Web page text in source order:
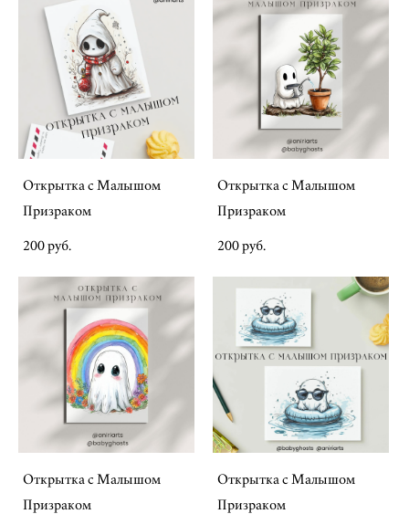
Открытка с Малышом
Призраком
200 pуб.
Открытка с Малышом
Призраком
200 pуб.
Открытка с Малышом
Призраком
Открытка с Малышом
Призраком